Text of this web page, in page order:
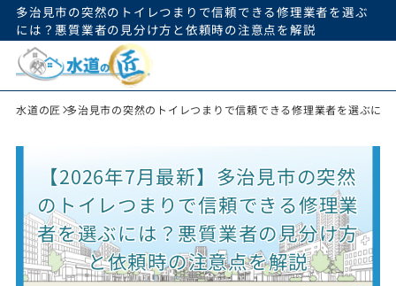
多治見市の突然のトイレつまりで信頼できる修理業者を選ぶ
には？悪質業者の見分け方と依頼時の注意点を解説
水道の匠 多治見市の突然のトイレつまりで信頼できる修理業者を選ぶに
【2026年7月最新】多治見市の突然
のトイレつまりで信頼できる修理業
者を選ぶには？悪質業者の見分け方
と依頼時の注意点を解説